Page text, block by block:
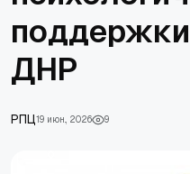
ДНР
РПЦ19 июн., 2026 9